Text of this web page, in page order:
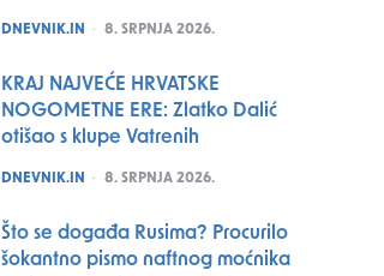
POSTED
DNEVNIK.IN 8. SRPNJA 2026.
KRAJ NAJVEĆE HRVATSKE
NOGOMETNE ERE: Zlatko Dalić
otišao s klupe Vatrenih
POSTED
DNEVNIK.IN 8. SRPNJA 2026.
Što se događa Rusima? Procurilo
šokantno pismo naftnog moćnika